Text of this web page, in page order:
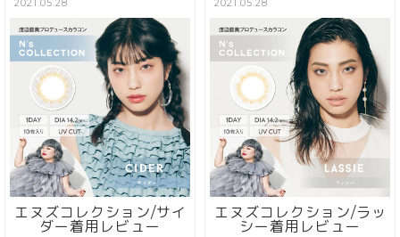
2021.05.28
エヌズコレクション/サイ
ダー着用レビュー
2021.05.28
エヌズコレクション/ラッ
シー着用レビュー